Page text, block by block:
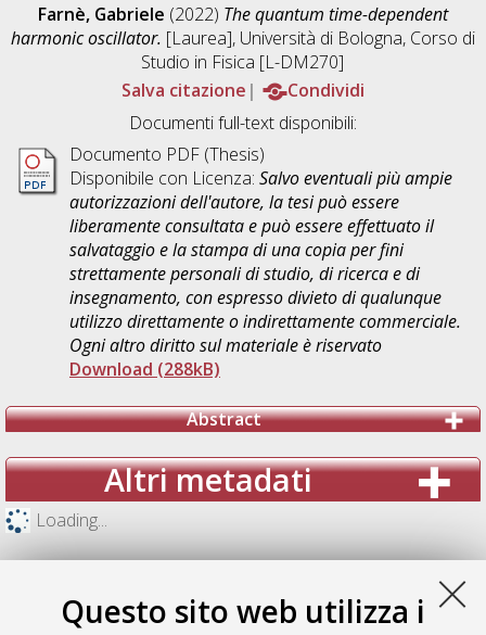
Questo sito web utilizza i
Farnè, Gabriele (2022) The quantum time-dependent
harmonic oscillator. [Laurea], Università di Bologna, Corso di
Studio in Fisica [L-DM270]
Salva citazione
Condividi
Documenti full-text disponibili:
Documento PDF (Thesis)
Disponibile con Licenza: Salvo eventuali più ampie
autorizzazioni dell'autore, la tesi può essere
liberamente consultata e può essere effettuato il
salvataggio e la stampa di una copia per fini
strettamente personali di studio, di ricerca e di
insegnamento, con espresso divieto di qualunque
utilizzo direttamente o indirettamente commerciale.
Ogni altro diritto sul materiale è riservato
Download (288kB)
Abstract
Altri metadati
Loading...